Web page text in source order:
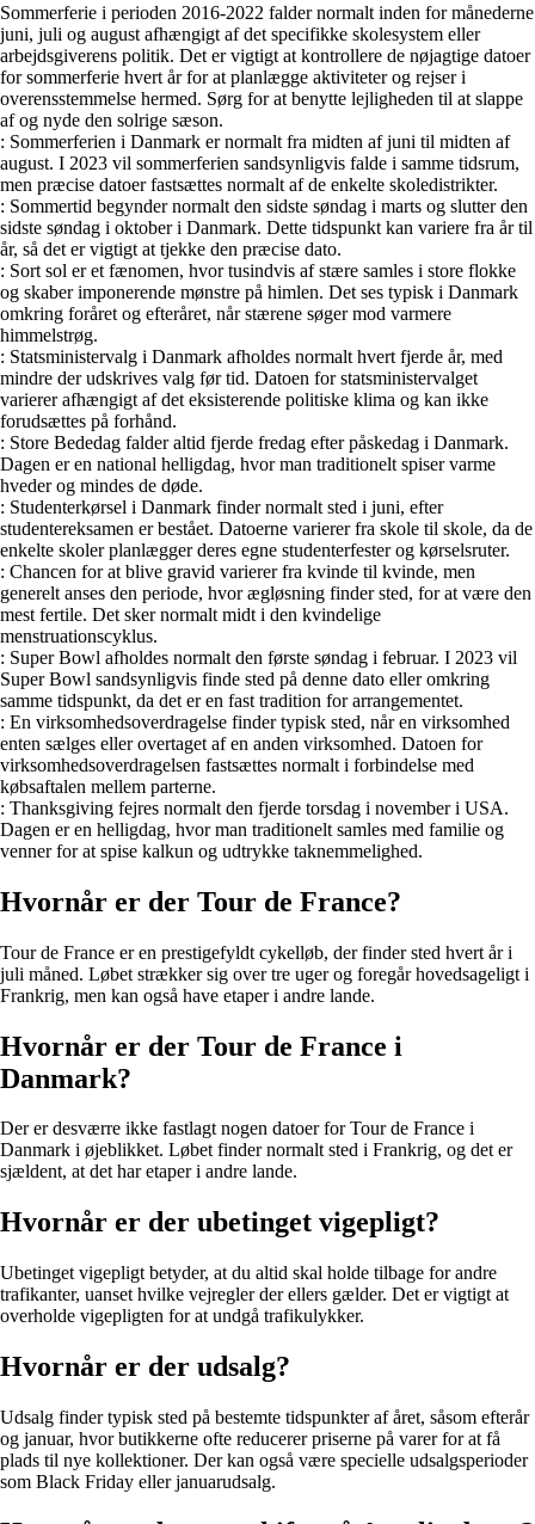
Sommerferie i perioden 2016-2022 falder normalt inden for månederne
juni, juli og august afhængigt af det specifikke skolesystem eller
arbejdsgiverens politik. Det er vigtigt at kontrollere de nøjagtige datoer
for sommerferie hvert år for at planlægge aktiviteter og rejser i
overensstemmelse hermed. Sørg for at benytte lejligheden til at slappe
af og nyde den solrige sæson.
: Sommerferien i Danmark er normalt fra midten af juni til midten af
august. I 2023 vil sommerferien sandsynligvis falde i samme tidsrum,
men præcise datoer fastsættes normalt af de enkelte skoledistrikter.
: Sommertid begynder normalt den sidste søndag i marts og slutter den
sidste søndag i oktober i Danmark. Dette tidspunkt kan variere fra år til
år, så det er vigtigt at tjekke den præcise dato.
: Sort sol er et fænomen, hvor tusindvis af stære samles i store flokke
og skaber imponerende mønstre på himlen. Det ses typisk i Danmark
omkring foråret og efteråret, når stærene søger mod varmere
himmelstrøg.
: Statsministervalg i Danmark afholdes normalt hvert fjerde år, med
mindre der udskrives valg før tid. Datoen for statsministervalget
varierer afhængigt af det eksisterende politiske klima og kan ikke
forudsættes på forhånd.
: Store Bededag falder altid fjerde fredag efter påskedag i Danmark.
Dagen er en national helligdag, hvor man traditionelt spiser varme
hveder og mindes de døde.
: Studenterkørsel i Danmark finder normalt sted i juni, efter
studentereksamen er bestået. Datoerne varierer fra skole til skole, da de
enkelte skoler planlægger deres egne studenterfester og kørselsruter.
: Chancen for at blive gravid varierer fra kvinde til kvinde, men
generelt anses den periode, hvor ægløsning finder sted, for at være den
mest fertile. Det sker normalt midt i den kvindelige
menstruationscyklus.
: Super Bowl afholdes normalt den første søndag i februar. I 2023 vil
Super Bowl sandsynligvis finde sted på denne dato eller omkring
samme tidspunkt, da det er en fast tradition for arrangementet.
: En virksomhedsoverdragelse finder typisk sted, når en virksomhed
enten sælges eller overtaget af en anden virksomhed. Datoen for
virksomhedsoverdragelsen fastsættes normalt i forbindelse med
købsaftalen mellem parterne.
: Thanksgiving fejres normalt den fjerde torsdag i november i USA.
Dagen er en helligdag, hvor man traditionelt samles med familie og
venner for at spise kalkun og udtrykke taknemmelighed.
Hvornår er der Tour de France?
Tour de France er en prestigefyldt cykelløb, der finder sted hvert år i
juli måned. Løbet strækker sig over tre uger og foregår hovedsageligt i
Frankrig, men kan også have etaper i andre lande.
Hvornår er der Tour de France i
Danmark?
Der er desværre ikke fastlagt nogen datoer for Tour de France i
Danmark i øjeblikket. Løbet finder normalt sted i Frankrig, og det er
sjældent, at det har etaper i andre lande.
Hvornår er der ubetinget vigepligt?
Ubetinget vigepligt betyder, at du altid skal holde tilbage for andre
trafikanter, uanset hvilke vejregler der ellers gælder. Det er vigtigt at
overholde vigepligten for at undgå trafikulykker.
Hvornår er der udsalg?
Udsalg finder typisk sted på bestemte tidspunkter af året, såsom efterår
og januar, hvor butikkerne ofte reducerer priserne på varer for at få
plads til nye kollektioner. Der kan også være specielle udsalgsperioder
som Black Friday eller januarudsalg.